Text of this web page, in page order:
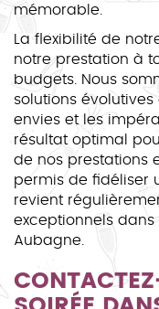
mémorable.
La flexibilité de
notre prestation à
budgets. Nous
solutions
envies et les
résultat optimal
de nos prestations
permis de fidéliser
revient
exceptionnels
Aubagne.